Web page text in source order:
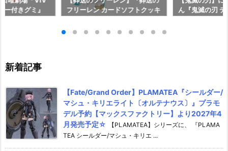
付きグミ』
フリーレン カードソフトクッキ
イ】より2026年8月3日発売♪
ん『鬼滅の刃
新着記事
【Fate/Grand Order】PLAMATEA『シールダー/
マシュ・キリエライト〔オルテナウス〕』プラモ
デル予約【マックスファクトリー】より2027年4
月発売予定☆
【PLAMATEA】シリーズに、 『PLAMA
TEA シールダー/マシュ・キリエ ...